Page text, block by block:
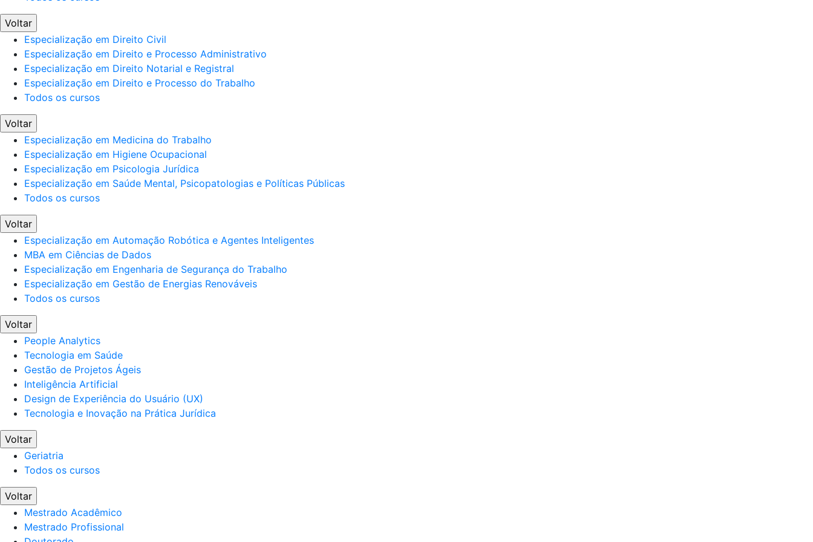
Voltar
Especialização em Direito Civil
Especialização em Direito e Processo Administrativo
Especialização em Direito Notarial e Registral
Especialização em Direito e Processo do Trabalho
Todos os cursos
Voltar
Especialização em Medicina do Trabalho
Especialização em Higiene Ocupacional
Especialização em Psicologia Jurídica
Especialização em Saúde Mental, Psicopatologias e Políticas Públicas
Todos os cursos
Voltar
Especialização em Automação Robótica e Agentes Inteligentes
MBA em Ciências de Dados
Especialização em Engenharia de Segurança do Trabalho
Especialização em Gestão de Energias Renováveis
Todos os cursos
Voltar
People Analytics
Tecnologia em Saúde
Gestão de Projetos Ágeis
Inteligência Artificial
Design de Experiência do Usuário (UX)
Tecnologia e Inovação na Prática Jurídica
Voltar
Geriatria
Todos os cursos
Voltar
Mestrado Acadêmico
Mestrado Profissional